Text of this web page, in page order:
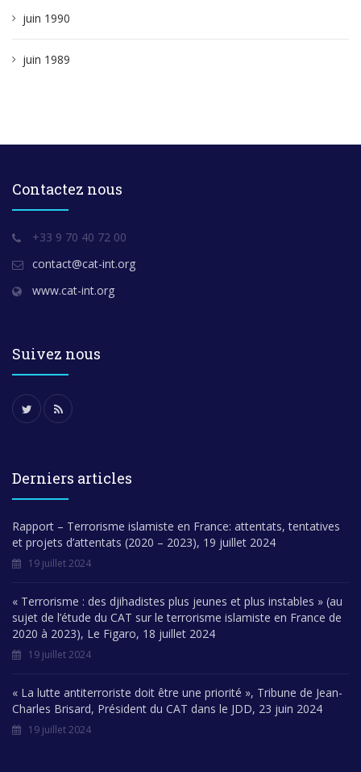
juin 1990
juin 1989
Contactez nous
+33 9 70 40 72 00
contact@cat-int.org
www.cat-int.org
Suivez nous
Derniers articles
Rapport – Terrorisme islamiste en France: attentats, tentatives
et projets d’attentats (2020 – 2023), 19 juillet 2024
19 juillet 2024
« Terrorisme : des djihadistes plus jeunes et plus instables » (au
sujet de l’étude du CAT sur le terrorisme islamiste en France de
2020 à 2023), Le Figaro, 18 juillet 2024
19 juillet 2024
« La lutte antiterroriste doit être une priorité », Tribune de Jean-
Charles Brisard, Président du CAT dans le JDD, 23 juin 2024
19 juillet 2024